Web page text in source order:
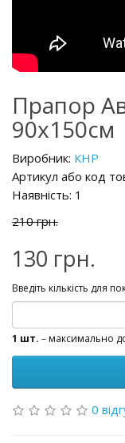
Прапор
90х150см
Виробник: КНР
Артикул або код
Наявність: 1
210 грн.
130 грн.
Введіть кількість для
1 шт. – максимально
0